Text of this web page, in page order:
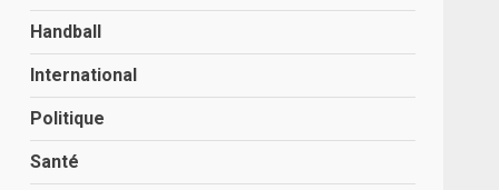
Handball
International
Politique
Santé